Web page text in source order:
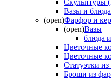
Скульптуры
Вазы и блюда
(open)Фарфор и
(open)Вазы
блюда
Цветочные
Цветочные
Статуэтки
Броши из